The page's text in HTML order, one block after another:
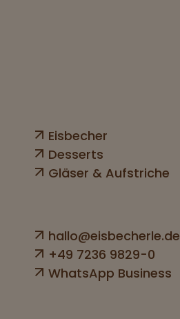
Eisbecher
Desserts
Gläser & Aufstriche
hallo@eisbecherle.de
+49 7236 9829-0
WhatsApp Business